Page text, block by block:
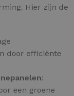
Hier zijn de
door efficiënte
:
een groene